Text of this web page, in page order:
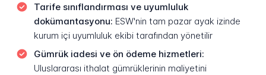
Tarife sınıflandırması ve uyumluluk
dokümantasyonu: ESW'nin tam pazar ayak izinde
kurum içi uyumluluk ekibi tarafından yönetilir
Gümrük iadesi ve ön ödeme hizmetleri:
Uluslararası ithalat gümrüklerinin maliyetini